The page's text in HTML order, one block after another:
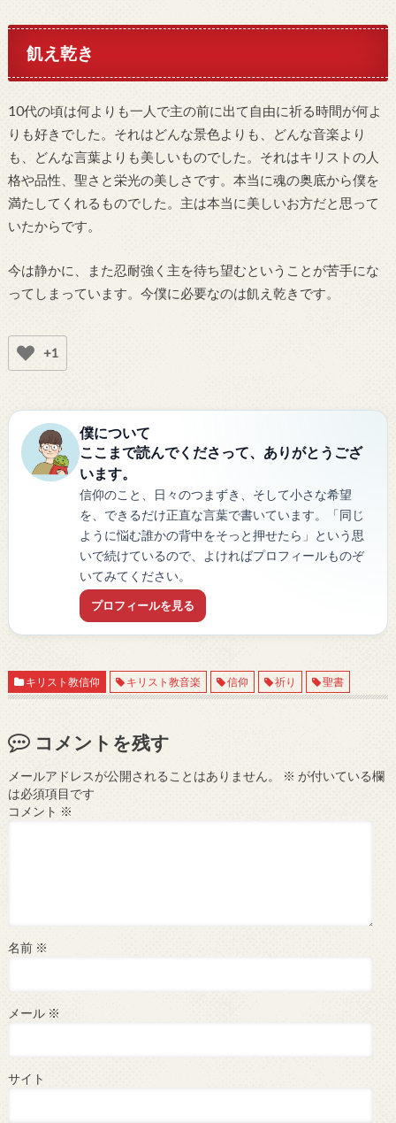
飢え乾き
10代の頃は何よりも一人で主の前に出て自由に祈る時間が何よ
りも好きでした。それはどんな景色よりも、どんな音楽より
も、どんな言葉よりも美しいものでした。それはキリストの人
格や品性、聖さと栄光の美しさです。本当に魂の奥底から僕を
満たしてくれるものでした。主は本当に美しいお方だと思って
いたからです。
今は静かに、また忍耐強く主を待ち望むということが苦手にな
ってしまっています。今僕に必要なのは飢え乾きです。
+1
僕について
ここまで読んでくださって、ありがとうござ
います。
信仰のこと、日々のつまずき、そして小さな希望
を、できるだけ正直な言葉で書いています。「同じ
ように悩む誰かの背中をそっと押せたら」という思
いで続けているので、よければプロフィールものぞ
いてみてください。
プロフィールを見る
キリスト教信仰 キリスト教音楽 信仰 祈り 聖書
コメントを残す
メールアドレスが公開されることはありません。 ※ が付いている欄
は必須項目です
コメント ※
名前 ※
メール ※
サイト